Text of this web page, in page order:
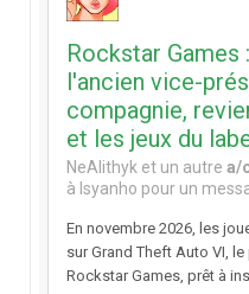
Rockstar Games
l'ancien vice-
compagnie,
et les jeux du
NeAlithyk et un autre a/
à Isyanho pour un
En novembre 2026, les
sur Grand Theft Auto VI,
Rockstar Games, prêt à